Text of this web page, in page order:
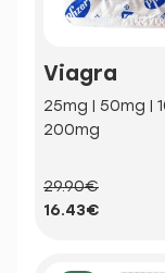
Viagra
25mg | 50mg |
200mg
29.90€
16.43€